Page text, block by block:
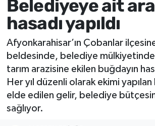
Belediyeye ait
hasadı yapıldı
Afyonkarahisar’ın Çobanlar
beldesinde, belediye
tarım arazisine ekilen buğdayın
Her yıl düzenli olarak ekimi
elde edilen gelir, belediye
sağlıyor.
Sağlık
Eğitim
Sivil Toplum
Ekonomi
Magazin